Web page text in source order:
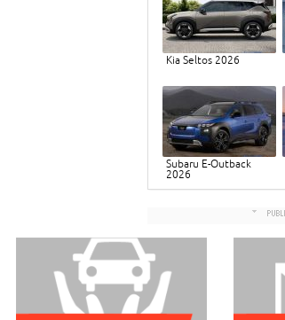
Kia Seltos 2026
Subaru E-Outback
2026